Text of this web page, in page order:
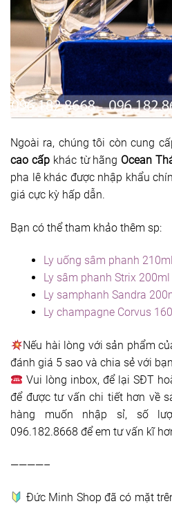
Ngoài ra, chúng tôi còn cung
cao cấpkhác từ hãng Ocean
pha lê khác được nhập khẩu
giá cực kỳ hấp dẫn.
Bạn có thể tham khảo thêm sp:
Ly uống sâm phanh
Ly sâm phanh Strix
Ly samphanh Sandra
Ly champagne Corvus
Nếu hài lòng với sản phẩm
đánh giá 5 sao và chia sẻ với
Vui lòng inbox, để lại SĐT
để được tư vấn chi tiết hơn về
hàng muốn nhập sỉ, số
096.182.8668 để em tư vấn kĩ
————–
Đức Minh Shop đã có mặt